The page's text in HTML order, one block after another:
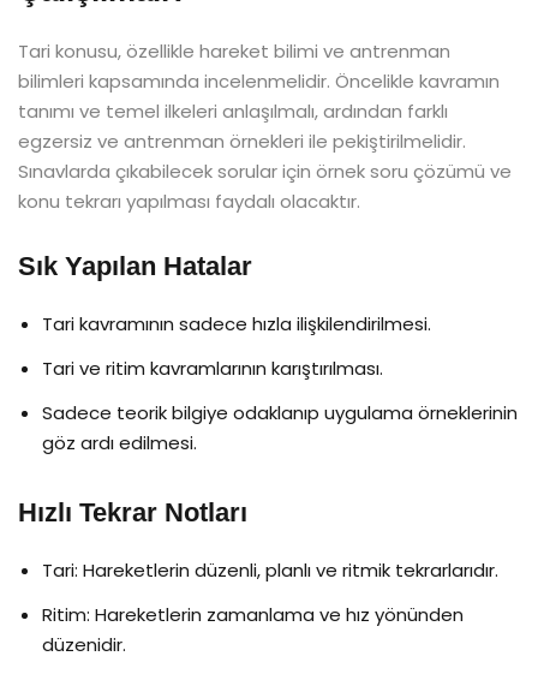
Tari konusu, özellikle hareket bilimi ve antrenman
bilimleri kapsamında incelenmelidir. Öncelikle kavramın
tanımı ve temel ilkeleri anlaşılmalı, ardından farklı
egzersiz ve antrenman örnekleri ile pekiştirilmelidir.
Sınavlarda çıkabilecek sorular için örnek soru çözümü ve
konu tekrarı yapılması faydalı olacaktır.
Sık Yapılan Hatalar
Tari kavramının sadece hızla ilişkilendirilmesi.
Tari ve ritim kavramlarının karıştırılması.
Sadece teorik bilgiye odaklanıp uygulama örneklerinin
göz ardı edilmesi.
Hızlı Tekrar Notları
Tari: Hareketlerin düzenli, planlı ve ritmik tekrarlarıdır.
Ritim: Hareketlerin zamanlama ve hız yönünden
düzenidir.